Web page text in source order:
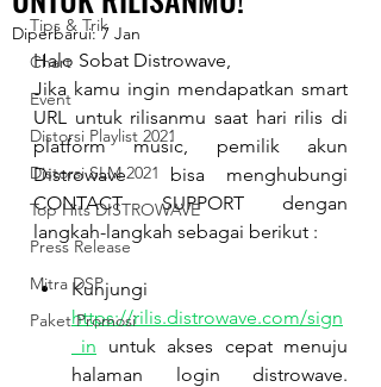
Tips & Trik
Chart
Event
Distorsi Playlist 2021
Distorsi SLM 2021
Top Hits DISTROWAVE
Press Release
Mitra DSP
Paket Promosi
Diperbarui:7 Jan
Halo Sobat Distrowave,
Jika kamu ingin mendapatkan smart
URL untuk rilisanmu saat hari rilis di
platform music, pemilik akun
Distrowave  bisa menghubungi
CONTACT SUPPORT dengan
langkah-langkah sebagai berikut :
https://rilis.distrowave.com/sign
_in untuk akses cepat menuju
halaman login distrowave.